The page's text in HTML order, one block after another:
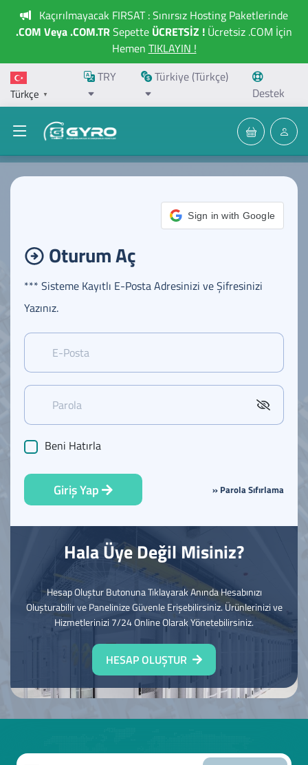
Kaçırılmayacak FIRSAT : Sınırsız Hosting Paketlerinde
.COM Veya .COM.TRSepette ÜCRETSİZ ! Ücretsiz .COM İçin
Hemen TIKLAYIN !
Türkçe ▼
TRY
Türkiye (Türkçe)
Destek
Sign in with Google
Oturum Aç
*** Sisteme Kayıtlı E-Posta Adresinizi ve Şifresinizi
Yazınız.
Beni Hatırla
Giriş Yap » Parola Sıfırlama
Hala Üye Değil Misiniz?
Hesap Oluştur Butonuna Tıklayarak Anında Hesabınızı
Oluşturabilir ve Panelinize Güvenle Erişebilirsiniz. Ürünlerinizi ve
Hizmetlerinizi 7/24 Online Olarak Yönetebilirsiniz.
HESAP OLUŞTUR